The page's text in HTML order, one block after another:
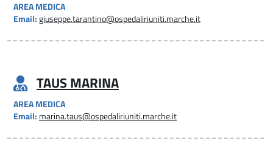
AREA MEDICA
Email: giuseppe.tarantino@ospedaliriuniti.marche.it
TAUS MARINA
AREA MEDICA
Email: marina.taus@ospedaliriuniti.marche.it